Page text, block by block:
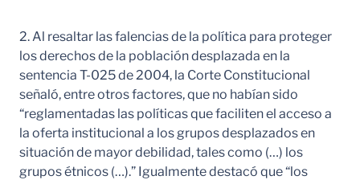
2. Al resaltar las falencias de la política para proteger
los derechos de la población desplazada en la
sentencia T-025 de 2004, la Corte Constitucional
señaló, entre otros factores, que no habían sido
“reglamentadas las políticas que faciliten el acceso a
la oferta institucional a los grupos desplazados en
situación de mayor debilidad, tales como (…) los
grupos étnicos (…).” Igualmente destacó que “los